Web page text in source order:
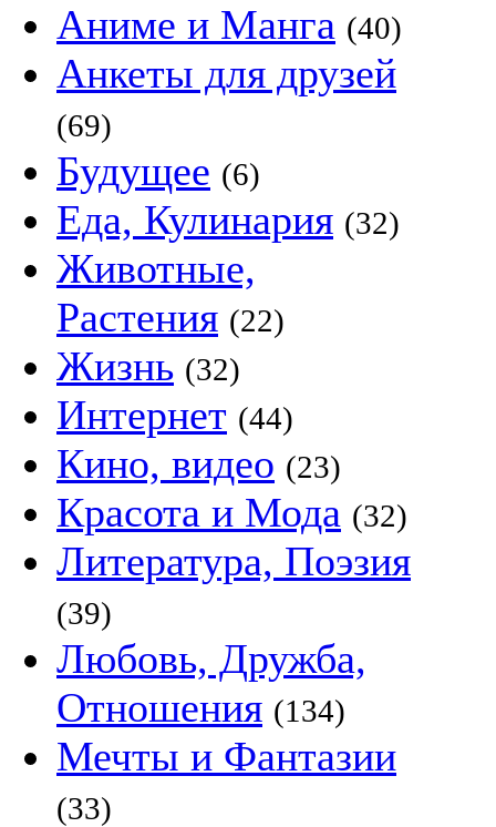
Аниме и Манга (40)
Анкеты для друзей
(69)
Будущее (6)
Еда, Кулинария (32)
Животные,
Растения (22)
Жизнь (32)
Интернет (44)
Кино, видео (23)
Красота и Мода (32)
Литература, Поэзия
(39)
Любовь, Дружба,
Отношения (134)
Мечты и Фантазии
(33)